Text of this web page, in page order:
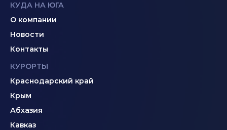
КУДА НА ЮГА
О компании
Новости
Контакты
КУРОРТЫ
Краснодарский край
Крым
Абхазия
Кавказ